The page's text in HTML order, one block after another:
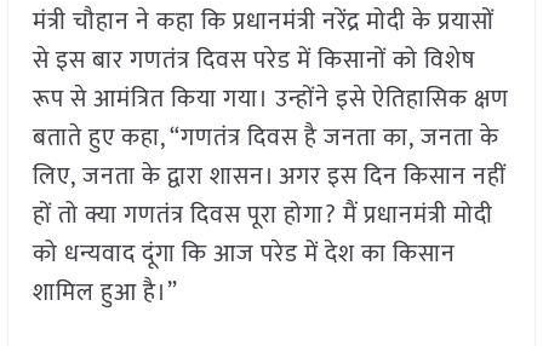
मंत्री चौहान ने कहा कि प्रधानमंत्री नरेंद्र मोदी के प्रयासों
से इस बार गणतंत्र दिवस परेड में किसानों को विशेष
रूप से आमंत्रित किया गया। उन्होंने इसे ऐतिहासिक क्षण
बताते हुए कहा, “गणतंत्र दिवस है जनता का, जनता के
लिए, जनता के द्वारा शासन। अगर इस दिन किसान नहीं
हों तो क्या गणतंत्र दिवस पूरा होगा? मैं प्रधानमंत्री मोदी
को धन्यवाद दूंगा कि आज परेड में देश का किसान
शामिल हुआ है।”